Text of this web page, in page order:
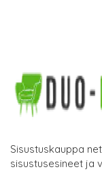
Sisustuskauppa
sisustusesineet ja